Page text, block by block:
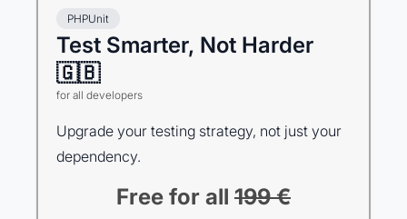
PHPUnit
Test Smarter, Not Harder
🇬🇧
for all developers
Upgrade your testing strategy, not just your
dependency.
Free for all 199 €